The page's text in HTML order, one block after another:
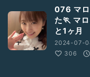
https://twitter.com/
📱Instagram
https://
076 マロ
た🏃 マ
と1ヶ月
2024-07-
306